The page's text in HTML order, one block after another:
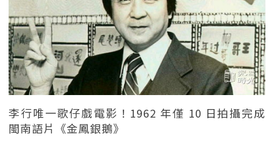
李行唯一歌仔戲電影！1962 年僅 10 日拍攝完成
閩南語片《金鳳銀鵝》